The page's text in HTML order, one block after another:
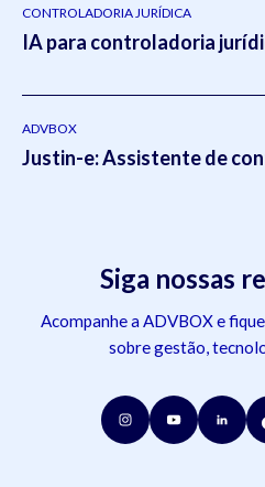
CONTROLADORIA JURÍDICA
IA para controladoria
ADVBOX
Justin-e: Assistente de
Siga nossas
Acompanhe a ADVBOX e
sobre gestão,